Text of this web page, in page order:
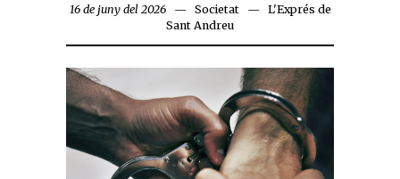
16 de juny del 2026 Societat
L'Exprés de
Sant Andreu